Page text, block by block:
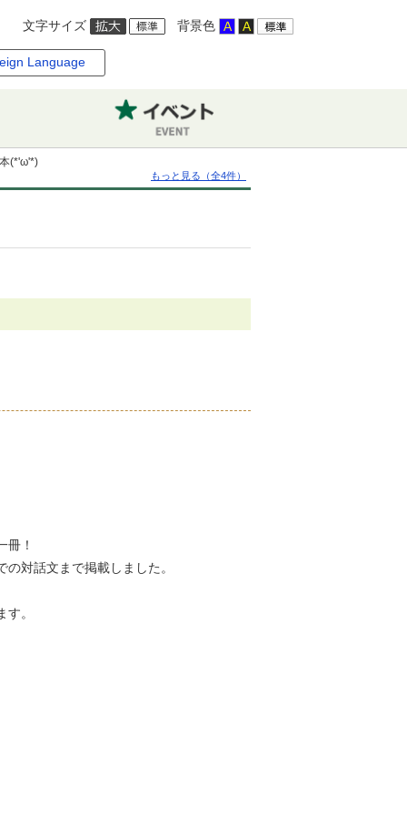
文字サイズ 背景色
Language
(*'ω'*)
もっと見る（全4件）
冊！
対話文まで掲載しました。
。